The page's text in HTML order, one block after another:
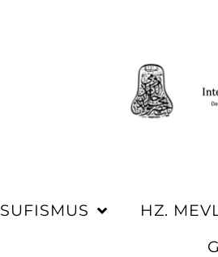
SUFISMUS HZ.